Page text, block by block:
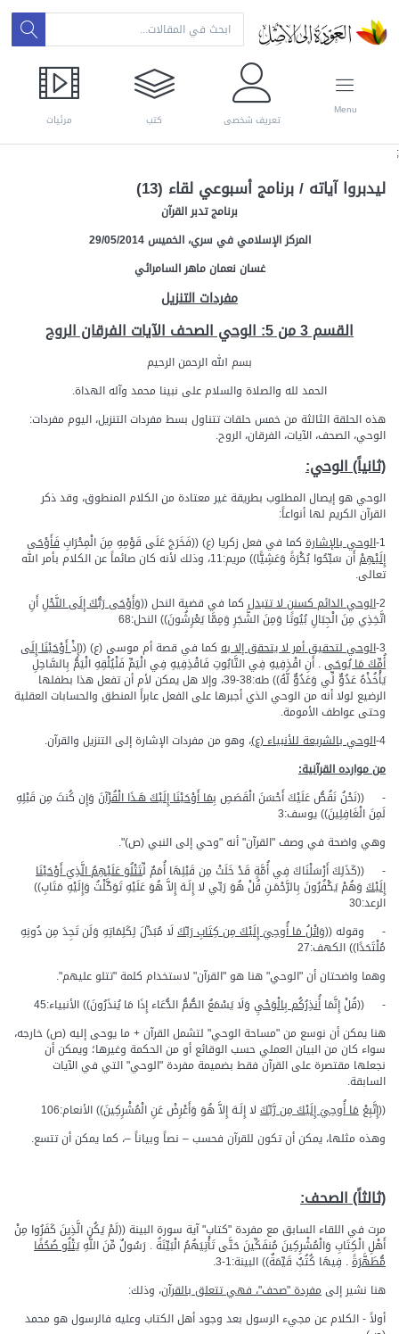
Menu
تعريف شخصي كتب مرئيات
;
ليدبروا آياته / برنامج أسبوعي لقاء (13)
برنامج تدبر القرآن
المركز الإسلامي في سري، الخميس 29/05/2014
غسان نعمان ماهر السامرائي
مفردات التنزيل
القسم 3 من 5: الوحي الصحف الآيات الفرقان الروح
بسم الله الرحمن الرحيم
الحمد لله والصلاة والسلام على نبينا محمد وآله الهداة.
هذه الحلقة الثالثة من خمس حلقات تتناول بسط مفردات التنزيل، اليوم مفردات:
الوحي، الصحف، الآيات، الفرقان، الروح.
(ثانياً) الوحي:
الوحي هو إيصال المطلوب بطريقة غير معتادة من الكلام المنطوق، وقد ذكر
القرآن الكريم لها أنواعاً:
1- الوحي بالإشارة كما في فعل زكريا (ع) ((فَخَرَجَ عَلَى قَوْمِهِ مِنَ الْمِحْرَابِفَأَوْحَى
إِلَيْهِمْ أَن سَبِّحُوا بُكْرَةً وَعَشِيًّا)) مريم:11، وذلك لأنه كان صائماً عن الكلام بأمر الله
تعالى.
2-الوحي الدائم كسنن لا تتبدل كما في قضية النحل ((وَأَوْحَى رَبُّكَ إِلَى النَّحْلِأَنِ
اتَّخِذِي مِنَ الْجِبَالِ بُيُوتًا وَمِنَ الشَّجَرِ وَمِمَّا يَعْرِشُونَ)) النحل:68
3-الوحي لتحقيق أمر لا يتحقق إلا به كما في قصة أم موسى (ع) ((إِذْأَوْحَيْنَا إِلَى
أُمِّكَ مَا يُوحَى. أَنِ اقْذِفِيهِ فِي التَّابُوتِ فَاقْذِفِيهِ فِي الْيَمِّ فَلْيُلْقِهِ الْيَمُّ بِالسَّاحِلِ
يَأْخُذْهُ عَدُوٌّ لِّي وَعَدُوٌّ لَّهُ)) طه:38-39، وإلا هل يمكن لأم أن تفعل هذا بطفلها
الرضيع لولا أنه من الوحي الذي أجبرها على الفعل عابراً المنطق والحسابات العقلية
وحتى عواطف الأمومة.
4-الوحي بالشريعة للأنبياء (ع)، وهو من مفردات الإشارة إلى التنزيل والقرآن.
من موارده القرآنية:
- ((نَحْنُ نَقُصُّ عَلَيْكَ أَحْسَنَ الْقَصَصِ بِمَا أَوْحَيْنَا إِلَيْكَ هَـذَا الْقُرْآنَ وَإِن كُنتَ مِن قَبْلِهِ
لَمِنَ الْغَافِلِينَ)) يوسف:3
وهي واضحة في وصف "القرآن" أنه "وحي إلى النبي (ص)".
- ((كَذَلِكَ أَرْسَلْنَاكَ فِي أُمَّةٍ قَدْ خَلَتْ مِن قَبْلِهَا أُمَمٌ لِّتَتْلُوَ عَلَيْهِمُ الَّذِيَ أَوْحَيْنَا
إِلَيْكَ وَهُمْ يَكْفُرُونَ بِالرَّحْمَـنِ قُلْ هُوَ رَبِّي لا إِلَـهَ إِلاَّ هُوَ عَلَيْهِ تَوَكَّلْتُ وَإِلَيْهِ مَتَابِ))
الرعد:30
- وقوله ((وَاتْلُ مَا أُوحِيَ إِلَيْكَ مِن كِتَابِ رَبِّكَلَا مُبَدِّلَ لِكَلِمَاتِهِ وَلَن تَجِدَ مِن دُونِهِ
مُلْتَحَدًا)) الكهف:27
وهما واضحتان أن "الوحي" هنا هو "القرآن" لاستخدام كلمة "تتلو عليهم".
- ((قُلْ إِنَّمَا أُنذِرُكُم بِالْوَحْيِ وَلَا يَسْمَعُ الصُّمُّ الدُّعَاء إِذَا مَا يُنذَرُونَ)) الأنبياء:45
هنا يمكن أن نوسع من "مساحة الوحي" لتشمل القرآن + ما يوحى إليه (ص) خارجه،
سواء كان من البيان العملي حسب الوقائع أو من الحكمة وغيرها؛ ويمكن أن
نجعلها مقتصرة على القرآن فقط بضميمة مفردة "الوحي" التي في الآيات
السابقة.
((إِتَّبِعْ مَا أُوحِيَ إِلَيْكَ مِن رَّبِّكَ لا إِلَـهَ إِلاَّ هُوَ وَأَعْرِضْ عَنِ الْمُشْرِكِينَ)) الأنعام:106
وهذه مثلها، يمكن أن تكون للقرآن فحسب – نصاً وبياناً –، كما يمكن أن تتسع.
(ثالثاً) الصحف:
مرت في اللقاء السابق مع مفردة "كتاب" آية سورة البينة ((لَمْ يَكُنِ الَّذِينَ كَفَرُوا مِنْ
أَهْلِ الْكِتَابِ وَالْمُشْرِكِينَ مُنفَكِّينَ حَتَّى تَأْتِيَهُمُ الْبَيِّنَةُ . رَسُولٌ مِّنَ اللَّهِيَتْلُو صُحُفًا
مُّطَهَّرَةً. فِيهَا كُتُبٌ قَيِّمَةٌ)) البينة:1-3.
هنا نشير إلىمفردة "صحف"، فهي تتعلق بالقرآن، وذلك:
أولاً - الكلام عن مجيء الرسول بعد وجود أهل الكتاب وعليه فالرسول هو محمد